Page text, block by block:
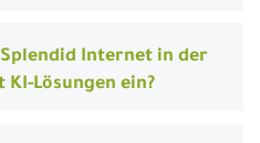
Internet in der
Lösungen ein?